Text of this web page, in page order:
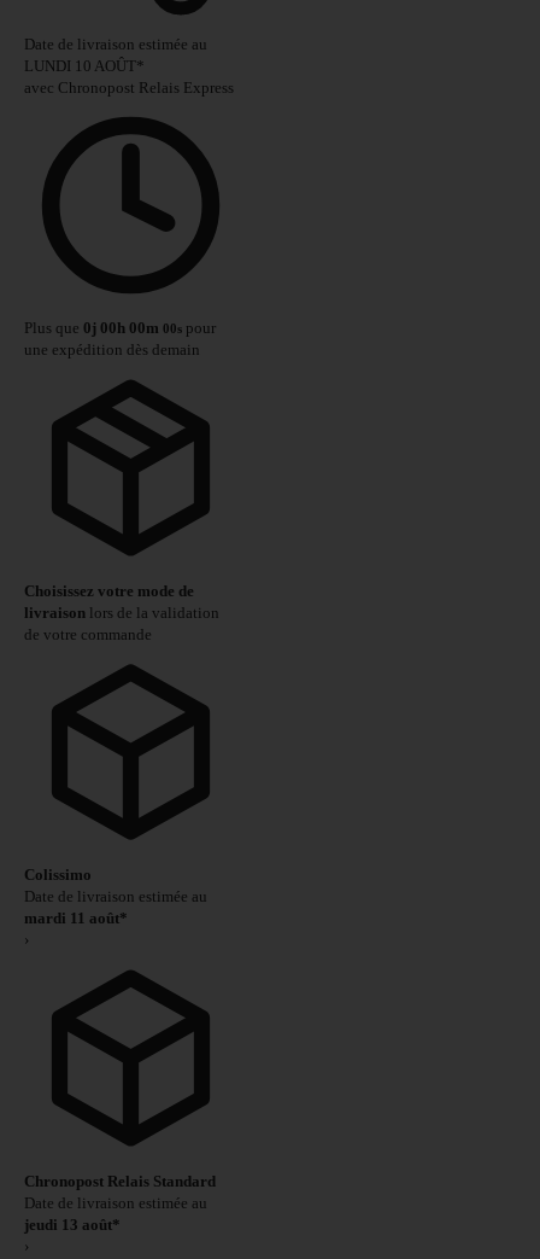
Date de livraison estimée au
LUNDI 10 AOÛT*
avec Chronopost Relais Express
Plus que 0j 00h 00m 00s pour
une expédition dès demain
Choisissez votre mode de
livraison lors de la validation
de votre commande
Colissimo
Date de livraison estimée au
mardi 11 août*
›
Chronopost Relais Standard
Date de livraison estimée au
jeudi 13 août*
›